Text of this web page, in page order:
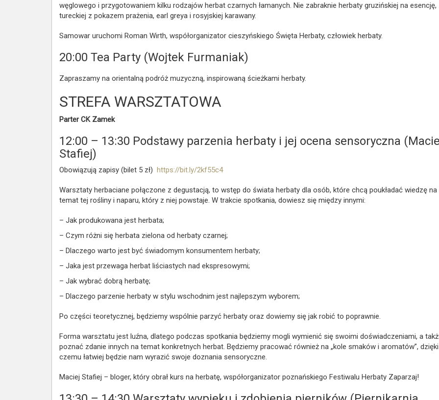
węglowego i przygotowaniem kilku rodzajów herbat czarnych łamanych. Nie zabraknie herbaty gruzińskiej na esencję,
tureckiej z pokazem prażenia, earl greya i rosyjskiej karawany.
Samowar uruchomi Roman Wirth, współorganizator cieszyńskiego Święta Herbaty, człowiek herbaty.
20:00 Tea Party (Wojtek Furmaniak)
Zapraszamy na orientalną podróż muzyczną, inspirowaną ścieżkami herbaty.
STREFA WARSZTATOWA
Parter CK Zamek
12:00 – 13:30 Podstawy parzenia herbaty i jej ocena sensoryczna
Stafiej)
Obowiązują zapisy (bilet 5 zł) https://bit.ly/2kf55c4
Warsztaty herbaciane połączone z degustacją, to wstęp do świata herbaty dla osób, które chcą poukładać wiedzę na
temat tej rośliny i naparu, który z niej powstaje. W trakcie spotkania, dowiesz się między innymi:
– Jak produkowana jest herbata;
– Czym różni się herbata zielona od herbaty czarnej;
– Dlaczego warto jest być świadomym konsumentem herbaty;
– Jaka jest przewaga herbat liściastych nad ekspresowymi;
– Jak wybrać dobrą herbatę;
– Dlaczego parzenie herbaty w stylu wschodnim jest najlepszym wyborem;
Po części teoretycznej, będziemy wspólnie parzyć herbaty oraz dowiemy się jak robić to poprawnie.
Forma warsztatu jest luźna, dlatego podczas spotkania będziemy mogli wymienić się swoimi doświadczeniami, a
poznać zdanie innych na temat konkretnych herbat. Będziemy pracować również na „kole smaków i aromatów”, dzięki
czemu łatwiej będzie nam wyrazić swoje doznania sensoryczne.
Maciej Stafiej – bloger, który obrał kurs na herbatę, współorganizator poznańskiego Festiwalu Herbaty Zaparzaj!